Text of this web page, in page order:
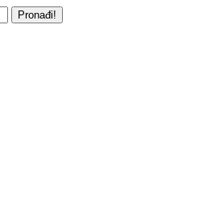
Pronađi!